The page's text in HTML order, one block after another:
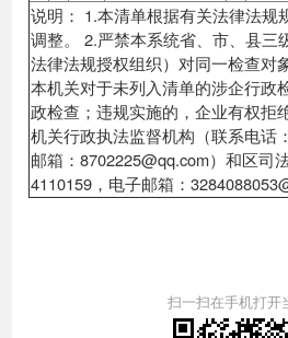
说明： 1.本清单根据有关法律法规
调整。 2.严禁本系统省、市、县三
法律法规授权组织）对同一检查对
本机关对于未列入清单的涉企行政
政检查；违规实施的，企业有权拒
机关行政执法监督机构（联系电话
邮箱：8702225@qq.com）和区司
4110159，电子邮箱：
扫一扫在手机打开